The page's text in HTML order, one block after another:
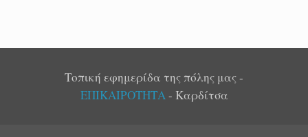
Τοπική εφημερίδα της πόλης μας -
ΕΠΙΚΑΙΡΟΤΗΤΑ- Καρδίτσα